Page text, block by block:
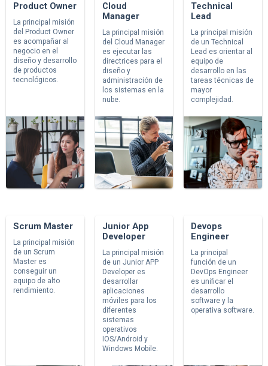
Product Owner
La principal misión
del Product Owner
es acompañar al
negocio en el
diseño y desarrollo
de productos
tecnológicos.
Cloud
Manager
La principal misión
del Cloud Manager
es ejecutar las
directrices para el
diseño y
administración de
los sistemas en la
nube.
Technical
Lead
La principal misión
de un Technical
Lead es orientar al
equipo de
desarrollo en las
tareas técnicas de
mayor
complejidad.
Scrum Master
La principal misión
de un Scrum
Master es
conseguir un
equipo de alto
rendimiento.
Junior App
Developer
La principal misión
de un Junior APP
Developer es
desarrollar
aplicaciones
móviles para los
diferentes
sistemas
operativos
IOS/Android y
Windows Mobile.
Devops
Engineer
La principal
función de un
DevOps Engineer
es unificar el
desarrollo
software y la
operativa software.